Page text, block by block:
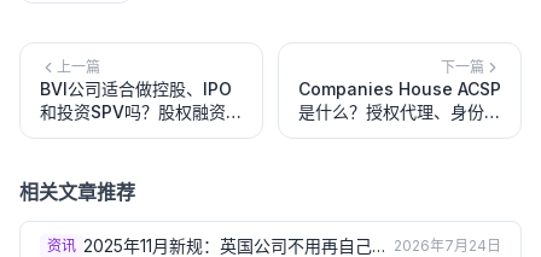
上一篇
BVI公司适合做控股、IPO
和投资SPV吗？股权融资、
上市架构和风险提示
下一篇
Companies House ACSP
是什么？授权代理、身份验
证、AML监管和2026
相关文章推荐
资讯 2025年11月新规：英国公司不用再自己维 2026年7月24日